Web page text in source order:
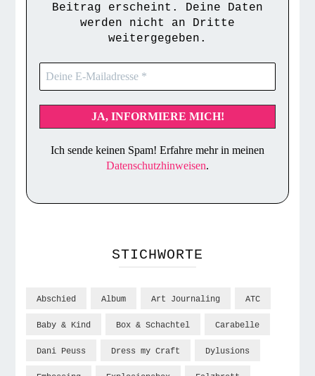
Beitrag erscheint. Deine Daten
werden nicht an Dritte
weitergegeben.
Ich sende keinen Spam! Erfahre mehr in meinen
Datenschutzhinweisen.
STICHWORTE
Abschied Album Art Journaling ATC
Baby & Kind Box & Schachtel Carabelle
Dani Peuss Dress my Craft Dylusions